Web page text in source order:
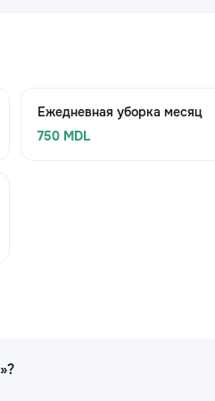
Ежедневная уборка месяц
750 MDL